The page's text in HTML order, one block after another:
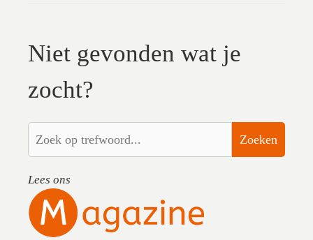
Niet gevonden wat je
zocht?
Zoeken
Lees ons